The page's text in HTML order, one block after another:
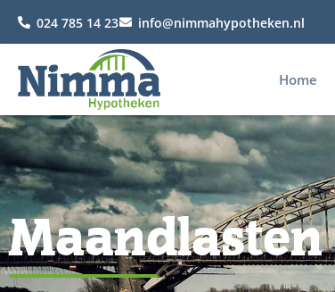
024 785 14 23 info@nimmahypotheken.nl
Home